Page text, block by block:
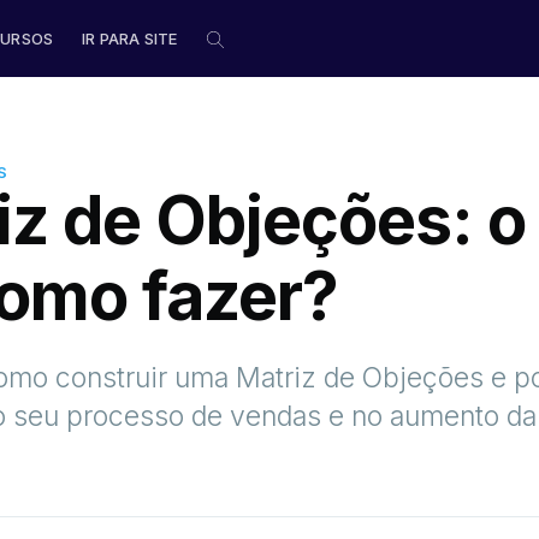
IR PARA SITE
de Objeções:
fazer?
construir uma Matriz de Objeções e
seu processo de vendas e no aumento
(alô fãs de
sou a
a iniciativa
rotina.